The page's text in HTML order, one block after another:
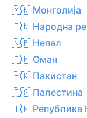
🇲🇳 Монголија
🇨🇳 Народна
🇳🇵 Непал
🇴🇲 Оман
🇵🇰 Пакистан
🇵🇸 Палестина
🇹🇼 Република